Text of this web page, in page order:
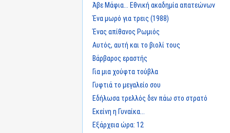
Άβε Μάφια... Εθνική ακαδημία απατεώνων
Ένα μωρό για τρεις (1988)
Ένας απίθανος Ρωμιός
Αυτός, αυτή και το βιολί τους
Βάρβαρος εραστής
Για μια χούφτα τούβλα
Γυφτιά το μεγαλείο σου
Εδήλωσα τρελλός δεν πάω στο στρατό
Εκείνη η Γυναίκα...
Εξάρχεια ώρα: 12